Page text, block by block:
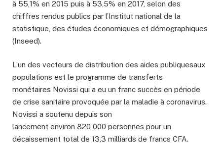
à 55,1% en 2015 puis à 53,5% en 2017, selon des
chiffres rendus publics par l’Institut national de la
statistique, des études économiques et démographiques
(Inseed).
L’un des vecteurs de distribution des aides publiquesaux
populations est le programme de transferts
monétaires Novissi qui a eu un franc succès en période
de crise sanitaire provoquée par la maladie à coronavirus.
Novissi a soutenu depuis son
lancement environ 820 000 personnes pour un
décaissement total de 13,3 milliards de francs CFA.